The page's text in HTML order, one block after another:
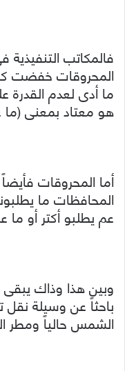
فالمكاتب
المحروقات خفضت
ما أدى لعدم القدرة
هو معتاد بمعنى
أما المحروقات
المحافظات ما
عم يطلبو أكتر أو ما
وبين هذا وذاك يبقى
باحثاً عن وسيلة نقل
الشمس حالياً ومطر